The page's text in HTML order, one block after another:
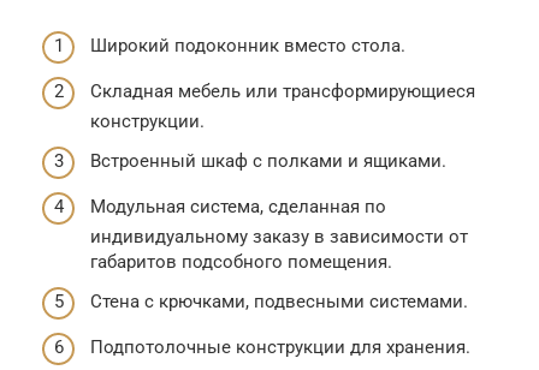
Широкий подоконник вместо стола.
Складная мебель или трансформирующиеся
конструкции.
Встроенный шкаф с полками и ящиками.
Модульная система, сделанная по
индивидуальному заказу в зависимости от
габаритов подсобного помещения.
Стена с крючками, подвесными системами.
Подпотолочные конструкции для хранения.